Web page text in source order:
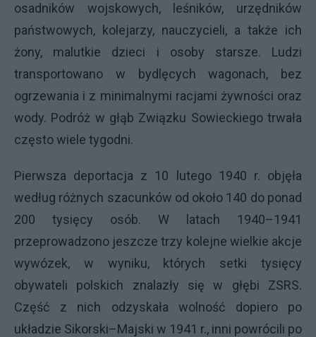
osadników wojskowych, leśników, urzędników
państwowych, kolejarzy, nauczycieli, a także ich
żony, malutkie dzieci i osoby starsze. Ludzi
transportowano w bydlęcych wagonach, bez
ogrzewania i z minimalnymi racjami żywności oraz
wody. Podróż w głąb Związku Sowieckiego trwała
często wiele tygodni.
Pierwsza deportacja z 10 lutego 1940 r. objęła
według różnych szacunków od około 140 do ponad
200 tysięcy osób. W latach 1940–1941
przeprowadzono jeszcze trzy kolejne wielkie akcje
wywózek, w wyniku, których setki tysięcy
obywateli polskich znalazły się w głębi ZSRS.
Część z nich odzyskała wolność dopiero po
układzie Sikorski–Majski w 1941 r., inni powrócili po